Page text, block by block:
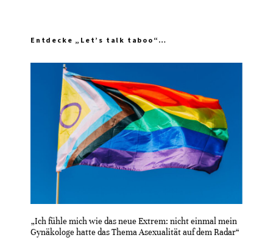
Entdecke „Let’s talk taboo“…
„Ich fühle mich wie das neue Extrem: nicht einmal mein
Gynäkologe hatte das Thema Asexualität auf dem Radar“